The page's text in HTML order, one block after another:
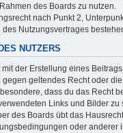
des Boards zu nutzen.
nach Punkt 2,
des Nutzungsvertrages
NUTZERS
mit der Erstellung eines
gegen geltendes Recht oder
dass du das Recht
Links und Bilder zu
des Boards übt das
oder anderer